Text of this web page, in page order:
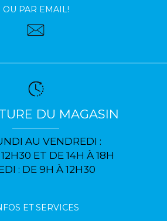
OU PAR EMAIL!
DU MAGASIN
AU VENDREDI :
ET DE 14H À 18H
: DE 9H À 12H30
ET SERVICES